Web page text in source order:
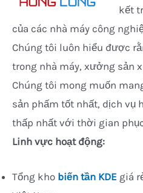
kết
của các nhà máy công
Chúng tôi luôn hiểu được
trong nhà máy, xưởng sản
Chúng tôi mong muốn
sản phấm tốt nhất, dịch vụ
thấp nhất với thời gian
Linh vực hoạt động:
Tổng kho biến tần KDE giá